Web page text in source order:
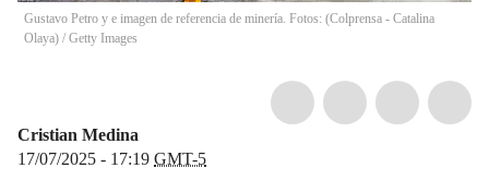
Gustavo Petro y e imagen de referencia de minería. Fotos: (Colprensa - Catalina
Olaya) / Getty Images
Cristian Medina
17/07/2025 - 17:19 GMT-5